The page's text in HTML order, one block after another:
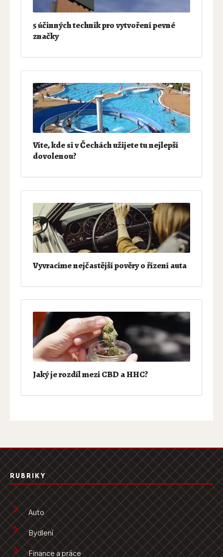
5 účinných technik pro vytvoření pevné
značky
Víte, kde si v Čechách užijete tu nejlepší
dovolenou?
Vyvracíme nejčastější pověry o řízení auta
Jaký je rozdíl mezi CBD a HHC?
RUBRIKY
Auto
Bydlení
Finance a práce